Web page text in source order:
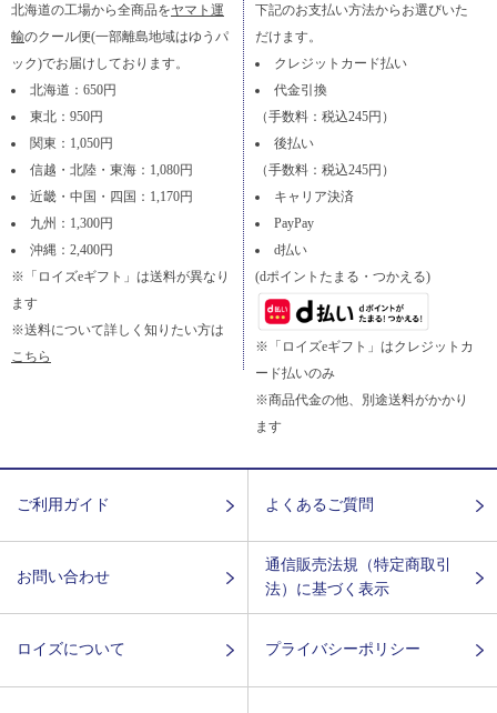
北海道の工場から全商品をヤマト運
輸のクール便(一部離島地域はゆうパ
ック)でお届けしております。
北海道：650円
東北：950円
関東：1,050円
信越・北陸・東海：1,080円
近畿・中国・四国：1,170円
九州：1,300円
沖縄：2,400円
※「ロイズeギフト」は送料が異なり
ます
※送料について詳しく知りたい方は
こちら
下記のお支払い方法からお選びいた
だけます。
クレジットカード払い
代金引換
（手数料：税込245円）
後払い
（手数料：税込245円）
キャリア決済
PayPay
d払い
(dポイントたまる・つかえる)
※「ロイズeギフト」はクレジットカ
ード払いのみ
※商品代金の他、別途送料がかかり
ます
ご利用ガイド よくあるご質問
お問い合わせ
通信販売法規（特定商取引
法）に基づく表示
ロイズについて プライバシーポリシー